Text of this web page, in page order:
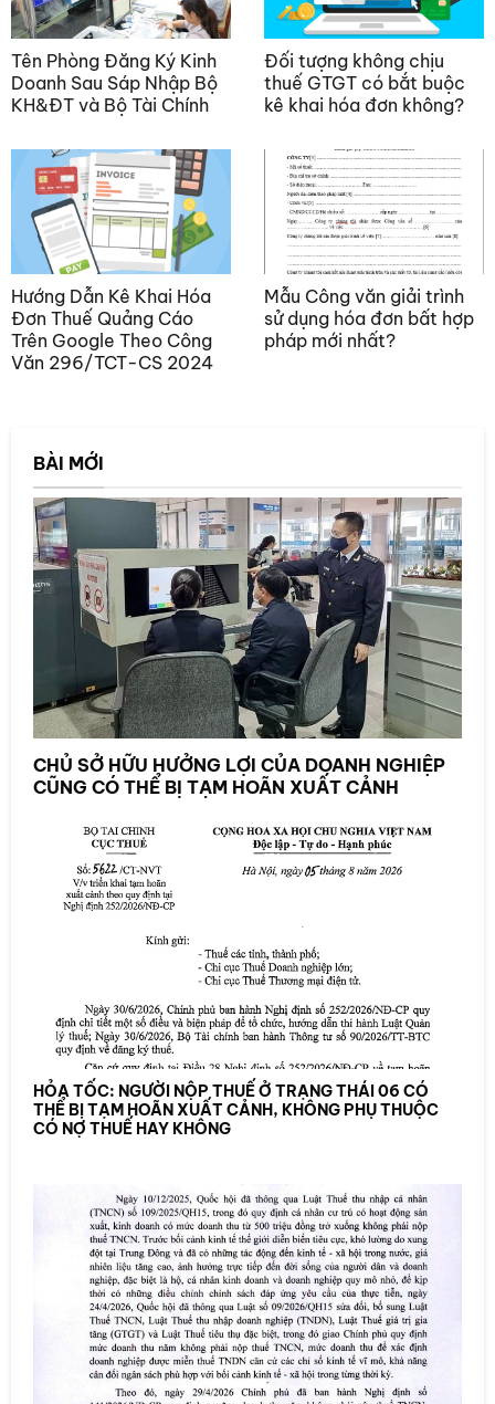
Tên Phòng Đăng Ký Kinh
Doanh Sau Sáp Nhập Bộ
KH&ĐT và Bộ Tài Chính
Đối tượng không chịu
thuế GTGT có bắt buộc
kê khai hóa đơn không?
Hướng Dẫn Kê Khai Hóa
Đơn Thuế Quảng Cáo
Trên Google Theo Công
Văn 296/TCT-CS 2024
Mẫu Công văn giải trình
sử dụng hóa đơn bất hợp
pháp mới nhất?
BÀI MỚI
CHỦ SỞ HỮU HƯỞNG LỢI CỦA DOANH NGHIỆP
CŨNG CÓ THỂ BỊ TẠM HOÃN XUẤT CẢNH
HỎA TỐC: NGƯỜI NỘP THUẾ Ở TRẠNG THÁI 06 CÓ
THỂ BỊ TẠM HOÃN XUẤT CẢNH, KHÔNG PHỤ THUỘC
CÓ NỢ THUẾ HAY KHÔNG